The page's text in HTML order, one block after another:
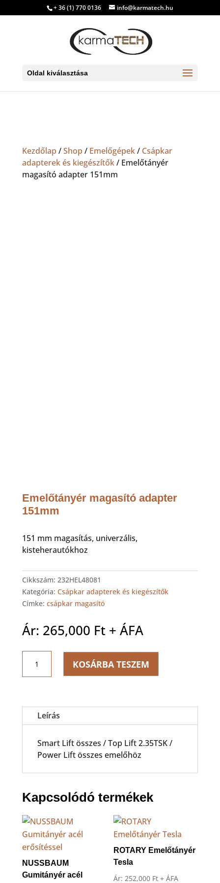
+ 36 (1) 770 0136 info@karmatech.hu
Oldal kiválasztása
Kezdőlap /Shop / Emelőgépek/ Csápkar
adapterek és kiegészítők/ Emelőtányér
magasító adapter 151mm
Emelőtányér magasító adapter
151mm
151 mm magasítás, univerzális,
kisteherautókhoz
Cikkszám: 232HEL48081
Kategória: Csápkar adapterek és kiegészítők
Címke: csápkar magasító
Ár: 265,000 Ft + ÁFA
magasító
adapter
KOSÁRBA TESZEM
Leírás
Smart Lift összes / Top Lift 2.35TSK /
Power Lift összes emelőhöz
Kapcsolódó termékek
NUSSBAUM
Gumitányér acél
ROTARY Emelőtányér
Tesla
Ár:252,000 Ft + ÁFA